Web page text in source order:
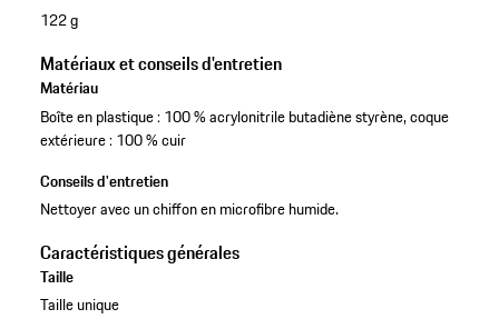
122 g
Matériaux et conseils d'entretien
Matériau
Boîte en plastique : 100 % acrylonitrile butadiène styrène, coque
extérieure : 100 % cuir
Conseils d'entretien
Nettoyer avec un chiffon en microfibre humide.
Caractéristiques générales
Taille
Taille unique